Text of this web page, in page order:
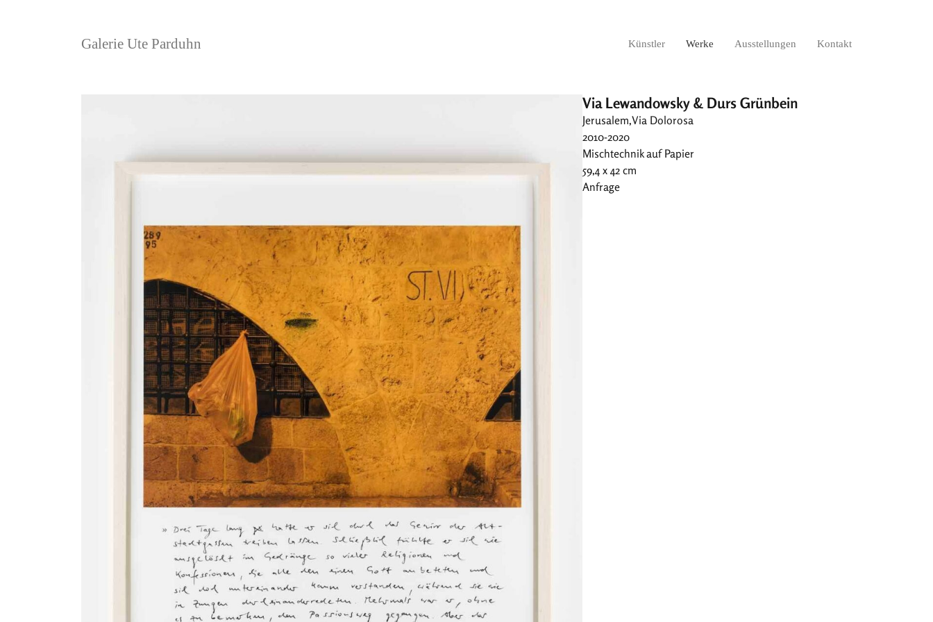
Galerie Ute Parduhn Künstler Werke Ausstellungen Kontakt
Via Lewandowsky & Durs Grünbein
Jerusalem,Via Dolorosa
2010-2020
Mischtechnik auf Papier
59,4 x 42 cm
Anfrage